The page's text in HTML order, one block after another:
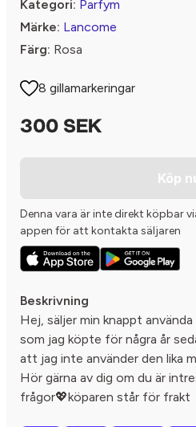
Kategori: Parfym
Märke: Lancome
Färg: Rosa
8 gillamarkeringar
300 SEK
Köp
Denna vara är inte direkt köpbar
appen för att kontakta säljaren
Beskrivning
Hej, säljer min knappt
som jag köpte för några år
att jag inte använder den lika
Hör gärna av dig om du är
frågor💖köparen står för frakt